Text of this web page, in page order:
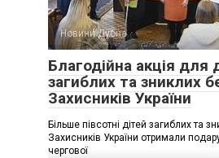
Новини Дубна
Благодійна акція для
загиблих та зниклих
Захисників України
Більше півсотні дітей загиблих та
Захисників України отримали
чергової